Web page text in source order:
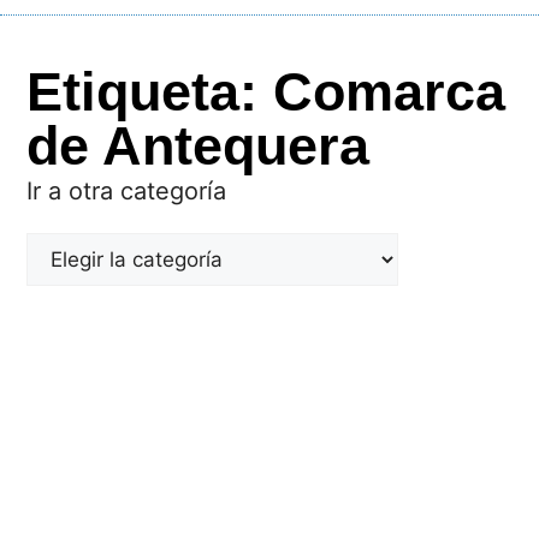
Etiqueta: Comarca
de Antequera
Ir a otra categoría